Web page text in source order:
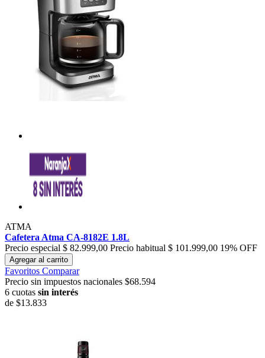
ATMA
Cafetera Atma CA-8182E 1.8L
Precio especial $ 82.999,00 Precio habitual $ 101.999,00 19% OFF
Agregar al carrito
Favoritos Comparar
Precio sin impuestos nacionales $68.594
6 cuotas sin interés
de $13.833